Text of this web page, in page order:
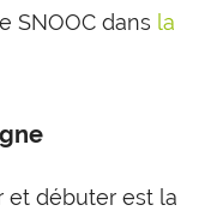
SNOOC dans la
et débuter est la